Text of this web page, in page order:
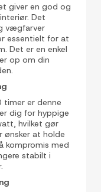
giver en god og
Det
vægfarver
essentielt for at
Det er en enkel
op om din
timer er denne
dig for hyppige
hvilket gør
at holde
kompromis med
stabilt i